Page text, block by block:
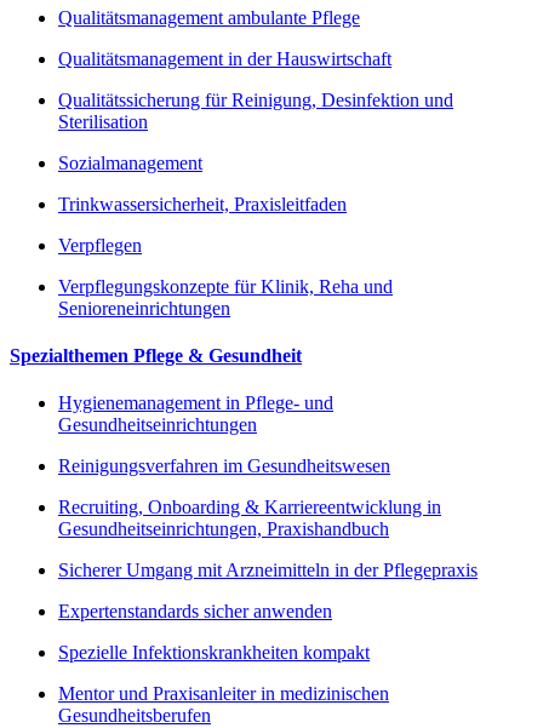
Qualitätsmanagement ambulante Pflege
Qualitätsmanagement in der Hauswirtschaft
Qualitätssicherung für Reinigung, Desinfektion und
Sterilisation
Sozialmanagement
Trinkwassersicherheit, Praxisleitfaden
Verpflegen
Verpflegungskonzepte für Klinik, Reha und
Senioreneinrichtungen
Spezialthemen Pflege & Gesundheit
Hygienemanagement in Pflege- und
Gesundheitseinrichtungen
Reinigungsverfahren im Gesundheitswesen
Recruiting, Onboarding & Karriereentwicklung in
Gesundheitseinrichtungen, Praxishandbuch
Sicherer Umgang mit Arzneimitteln in der Pflegepraxis
Expertenstandards sicher anwenden
Spezielle Infektionskrankheiten kompakt
Mentor und Praxisanleiter in medizinischen
Gesundheitsberufen